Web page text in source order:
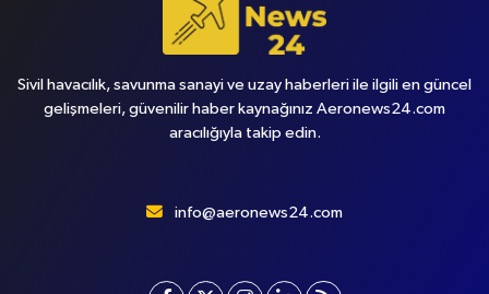
Sivil havacılık, savunma sanayi ve uzay haberleri ile ilgili en güncel
gelişmeleri, güvenilir haber kaynağınız Aeronews24.com
aracılığıyla takip edin.
info@aeronews24.com